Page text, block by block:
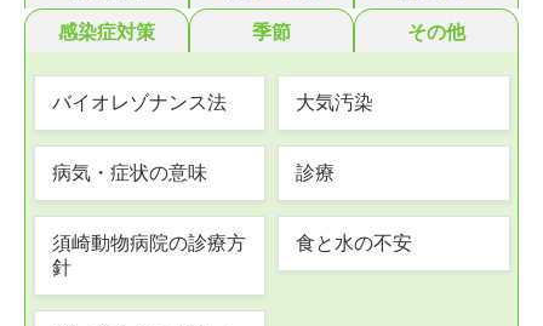
バイオレゾナンス法 大気汚染
病気・症状の意味 診療
須崎動物病院の診療方
針
食と水の不安
感染症対策 季節 その他